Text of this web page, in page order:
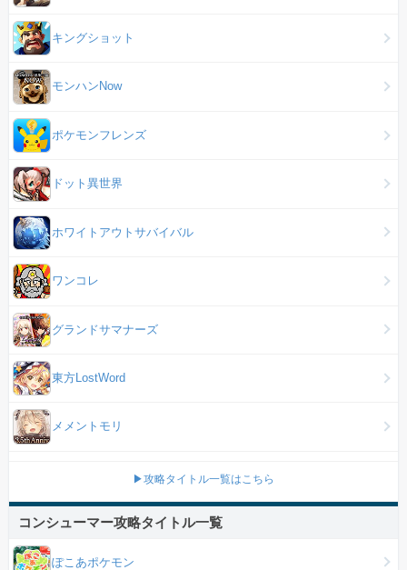
キングショット
モンハンNow
ポケモンフレンズ
ドット異世界
ホワイトアウトサバイバル
ワンコレ
グランドサマナーズ
東方LostWord
メメントモリ
▶攻略タイトル一覧はこちら
コンシューマー攻略タイトル一覧
ぽこあポケモン